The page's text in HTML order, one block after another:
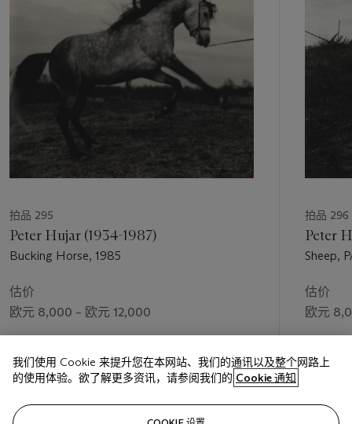
拍品 295
Peter Hujar (1934-1987)
Bucking Horse, 1985
估价
欧元 8,000 – 欧元 12,000
欧元 5,625
拍品 296
Peter
Sheep,
估价
欧元
欧元
我们使用 Cookie 来提升您在本网站、我们的通讯以及整个网路上
的使用体验。欲了解更多资讯，请参阅我们的 Cookie 通知